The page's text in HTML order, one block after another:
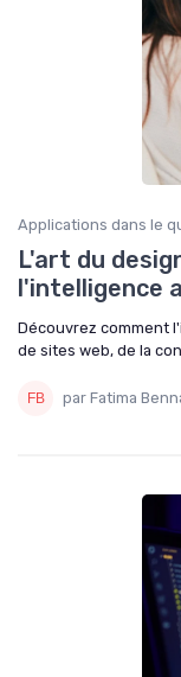
Applications dans le
L'art du
l'intelligence
Découvrez comment
de sites web, de la
par Fatima